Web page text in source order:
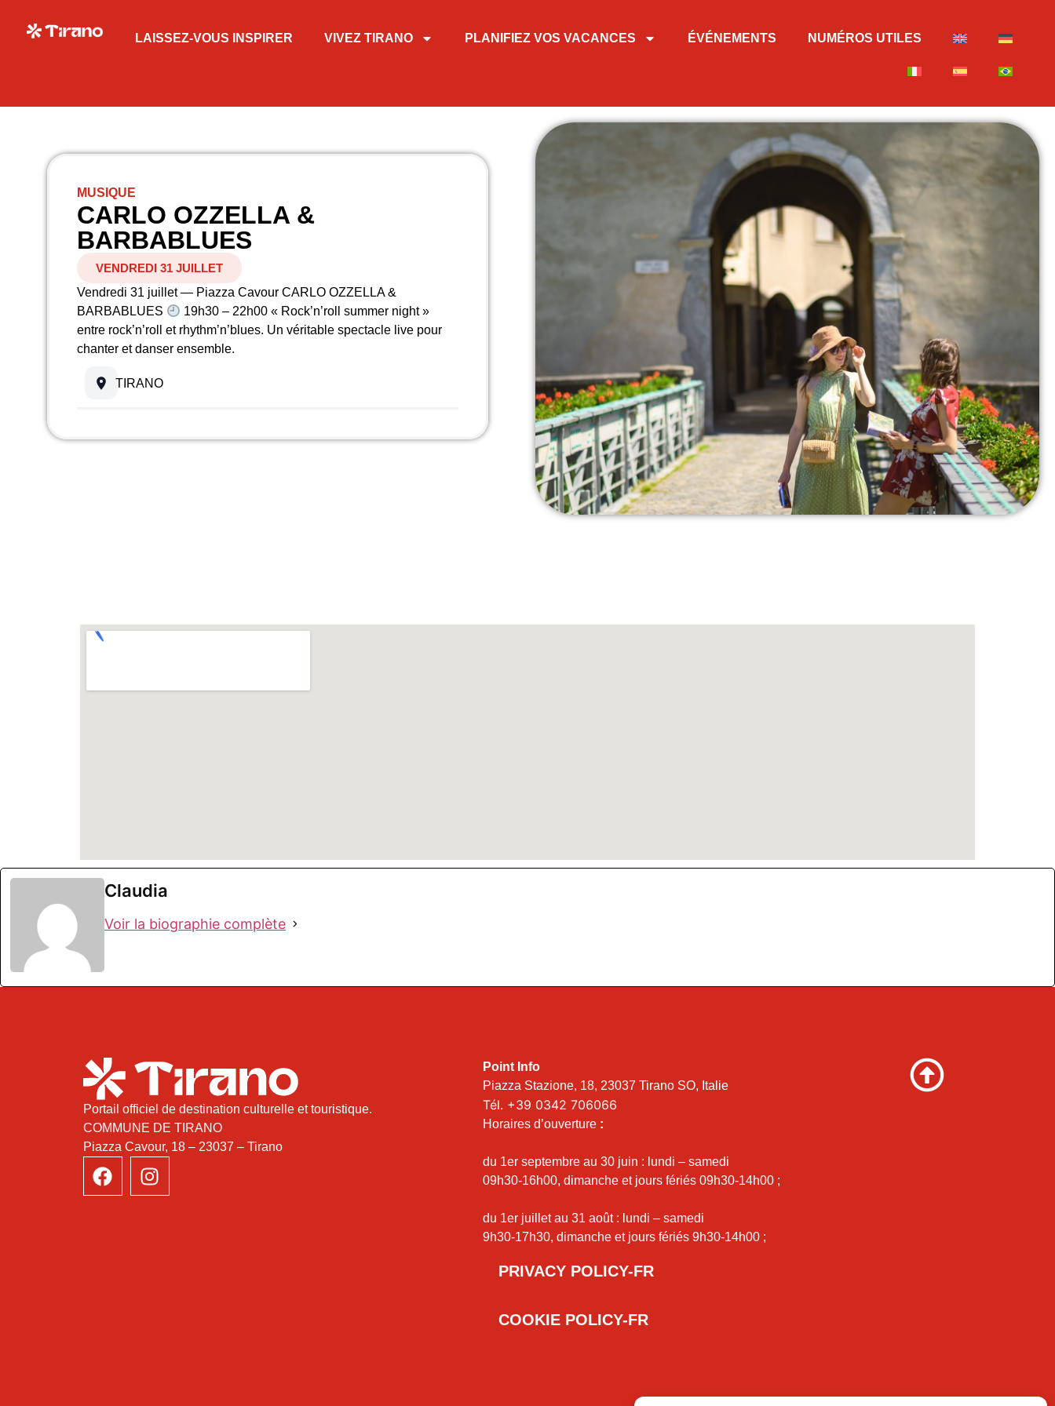
LAISSEZ-VOUS INSPIRER VIVEZ TIRANO PLANIFIEZ VOS VACANCES ÉVÉNEMENTS NUMÉROS UTILES
MUSIQUE
CARLO OZZELLA &
BARBABLUES
VENDREDI 31 JUILLET
Vendredi 31 juillet — Piazza Cavour CARLO OZZELLA &
BARBABLUES
19h30 – 22h00 « Rock’n’roll summer night »
entre rock’n’roll et rhythm’n’blues. Un véritable spectacle live pour
chanter et danser ensemble.
TIRANO
Claudia
Voir la biographie complète
Portail officiel de destination culturelle et touristique.
COMMUNE DE TIRANO
Piazza Cavour, 18 – 23037 – Tirano
Point Info
Piazza Stazione, 18, 23037 Tirano SO, Italie
Tél. +39 0342 706066
Horaires d’ouverture:
du 1er septembre au 30 juin : lundi – samedi
09h30-16h00, dimanche et jours fériés 09h30-14h00 ;
du 1er juillet au 31 août : lundi – samedi
9h30-17h30, dimanche et jours fériés 9h30-14h00 ;
PRIVACY POLICY-FR
COOKIE POLICY-FR